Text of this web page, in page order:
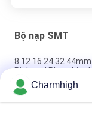
Bộ nạp SMT
8 12 16 24 32
Pick and Place
Bộ nạp điện của
Tự làm, Máy
Bộ nạp SMT điện
Charmhigh